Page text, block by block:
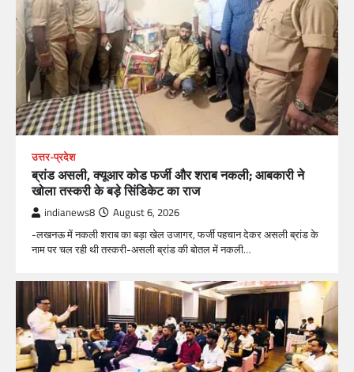
उत्तर-प्रदेश
ब्रांड असली, क्यूआर कोड फर्जी और शराब नकली; आबकारी ने
खोला तस्करी के बड़े सिंडिकेट का राज
indianews8 August 6, 2026
-लखनऊ में नकली शराब का बड़ा खेल उजागर, फर्जी पहचान देकर असली ब्रांड के
नाम पर चल रही थी तस्करी-असली ब्रांड की बोतल में नकली…